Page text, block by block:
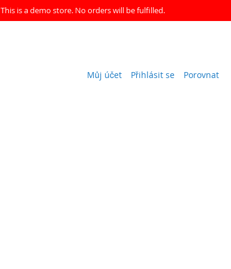
This is a demo store. No orders will be fulfilled.
Můj účet Přihlásit se Porovnat